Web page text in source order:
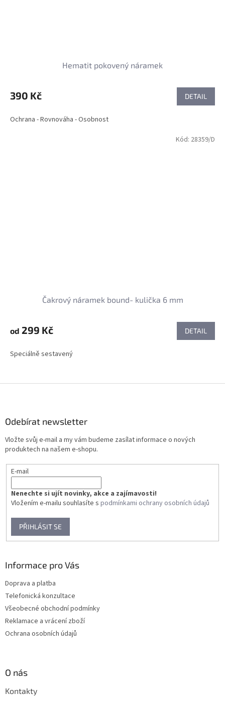
Hematit pokovený náramek
390 Kč DETAIL
Ochrana - Rovnováha - Osobnost
Čakrový náramek bound- kulička 6 mm
od 299 Kč DETAIL
Speciálně sestavený
Kód: 28359/D
Odebírat newsletter
Vložte svůj e-mail a my vám budeme zasílat informace o nových
produktech na našem e-shopu.
E-mail
Nenechte si ujít novinky, akce a zajímavosti!
Vložením e-mailu souhlasíte s podmínkami ochrany osobních údajů
PŘIHLÁSIT SE
Informace pro Vás
Doprava a platba
Telefonická konzultace
Všeobecné obchodní podmínky
Reklamace a vrácení zboží
Ochrana osobních údajů
O nás
Kontakty